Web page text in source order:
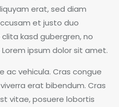
erat, sed diam
et justo duo
kasd gubergren, no
ipsum dolor sit amet.
ac vehicula. Cras congue
erat bibendum. Cras
vitae, posuere lobortis